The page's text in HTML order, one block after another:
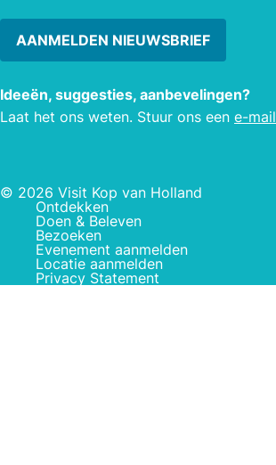
AANMELDEN NIEUWSBRIEF
Ideeën, suggesties, aanbevelingen?
Laat het ons weten. Stuur ons een e-mail
© 2026 Visit Kop van Holland
Ontdekken
Doen & Beleven
Bezoeken
Evenement aanmelden
Locatie aanmelden
Privacy Statement